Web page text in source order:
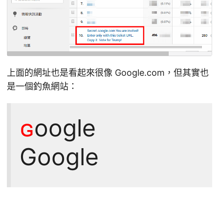
上面的網址也是看起來很像 Google.com，但其實也
是一個釣魚網站：
ɢoogle
Google